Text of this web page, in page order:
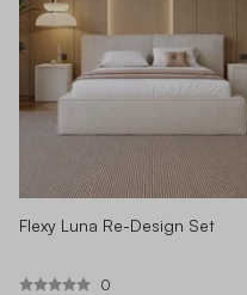
Flexy Luna Re-Design Set
0